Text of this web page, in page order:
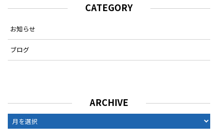
CATEGORY
お知らせ
ブログ
ARCHIVE
ARCHIVE